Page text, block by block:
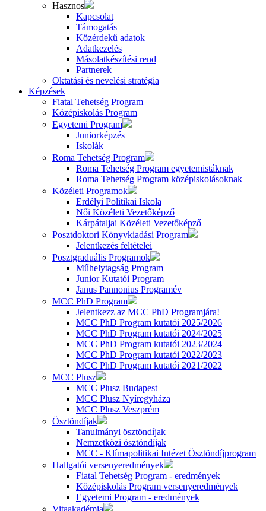
Hasznos
Kapcsolat
Támogatás
Közérdekű adatok
Adatkezelés
Másolatkészítési rend
Partnerek
Oktatási és nevelési stratégia
Képzések
Fiatal Tehetség Program
Középiskolás Program
Egyetemi Program
Juniorképzés
Iskolák
Roma Tehetség Program
Roma Tehetség Program egyetemistáknak
Roma Tehetség Program középiskolásoknak
Közéleti Programok
Erdélyi Politikai Iskola
Női Közéleti Vezetőképző
Kárpátaljai Közéleti Vezetőképző
Posztdoktori Könyvkiadási Program
Jelentkezés feltételei
Posztgraduális Programok
Műhelytagság Program
Junior Kutatói Program
Janus Pannonius Programév
MCC PhD Program
Jelentkezz az MCC PhD Programjára!
MCC PhD Program kutatói 2025/2026
MCC PhD Program kutatói 2024/2025
MCC PhD Program kutatói 2023/2024
MCC PhD Program kutatói 2022/2023
MCC PhD Program kutatói 2021/2022
MCC Plusz
MCC Plusz Budapest
MCC Plusz Nyíregyháza
MCC Plusz Veszprém
Ösztöndíjak
Tanulmányi ösztöndíjak
Nemzetközi ösztöndíjak
MCC - Klímapolitikai Intézet Ösztöndíjprogram
Hallgatói versenyeredmények
Fiatal Tehetség Program - eredmények
Középiskolás Program versenyeredmények
Egyetemi Program - eredmények
Vitaakadémia